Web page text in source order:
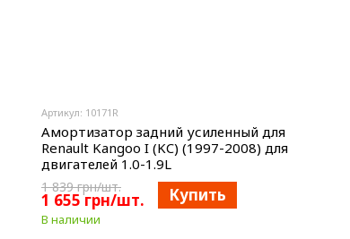
Артикул: 10171R
Амортизатор задний усиленный для
Renault Kangoo I (KC) (1997-2008) для
двигателей 1.0-1.9L
1 839 грн/шт.
1 655 грн/шт. Купить
В наличии